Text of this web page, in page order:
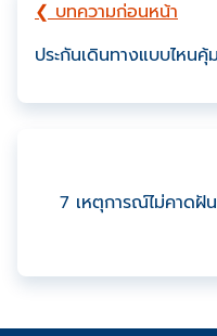
❮ บทความก่อนหน้า
ประกันเดินทางแบบไหน
7 เหตุการณ์ไม่คาดฝั